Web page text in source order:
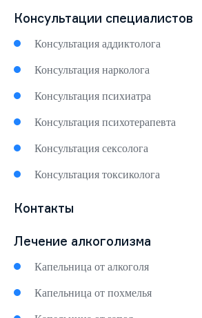
Консультации специалистов
Консультация аддиктолога
Консультация нарколога
Консультация психиатра
Консультация психотерапевта
Консультация сексолога
Консультация токсиколога
Контакты
Лечение алкоголизма
Капельница от алкоголя
Капельница от похмелья